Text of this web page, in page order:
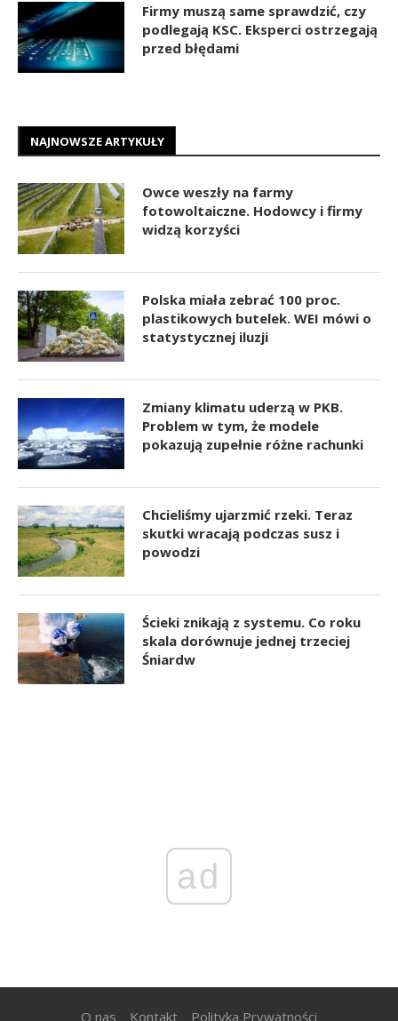
Firmy muszą same sprawdzić, czy
podlegają KSC. Eksperci ostrzegają
przed błędami
NAJNOWSZE ARTYKUŁY
Owce weszły na farmy
fotowoltaiczne. Hodowcy i firmy
widzą korzyści
Polska miała zebrać 100 proc.
plastikowych butelek. WEI mówi o
statystycznej iluzji
Zmiany klimatu uderzą w PKB.
Problem w tym, że modele
pokazują zupełnie różne rachunki
Chcieliśmy ujarzmić rzeki. Teraz
skutki wracają podczas susz i
powodzi
Ścieki znikają z systemu. Co roku
skala dorównuje jednej trzeciej
Śniardw
ad
O nas Kontakt Polityka Prywatności